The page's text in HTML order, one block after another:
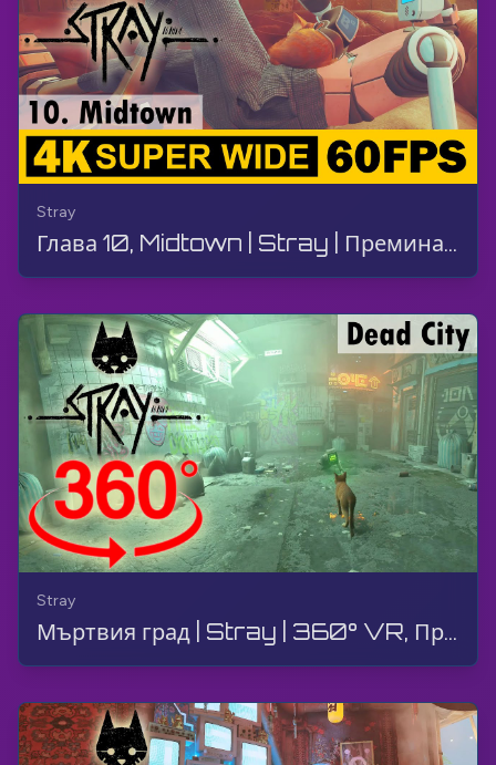
Stray
Глава 10, Midtown | Stray | Преминаване, Геймплей, Без коментар, 4K, 60 FPS, СУПЕР ШИРОК
Stray
Мъртвия град | Stray | 360° VR, Преминаване, Геймплей, Без коментар, 4K